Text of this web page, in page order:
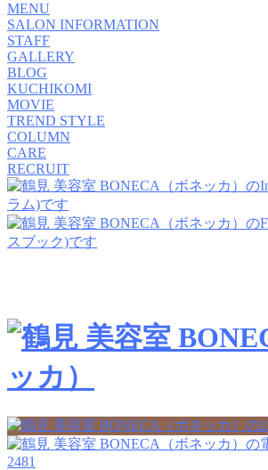
MENU
SALON INFORMATION
STAFF
GALLERY
BLOG
KUCHIKOMI
MOVIE
TREND STYLE
COLUMN
CARE
RECRUIT
2481